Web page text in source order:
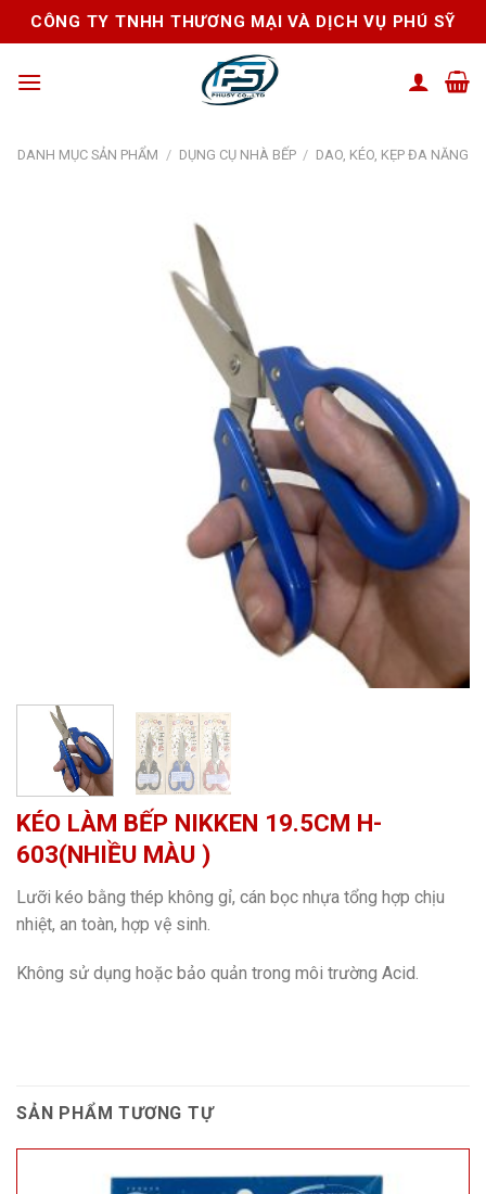
Skip
to
CÔNG TY TNHH THƯƠNG MẠI VÀ DỊCH VỤ PHÚ SỸ
DANH MỤC SẢN PHẨM / DỤNG CỤ NHÀ BẾP / DAO, KÉO, KẸP ĐA NĂNG
KÉO LÀM BẾP NIKKEN 19.5CM H-
603(NHIỀU MÀU )
Lưỡi kéo bằng thép không gỉ, cán bọc nhựa tổng hợp chịu
nhiệt, an toàn, hợp vệ sinh.
Không sử dụng hoặc bảo quản trong môi trường Acid.
SẢN PHẨM TƯƠNG TỰ